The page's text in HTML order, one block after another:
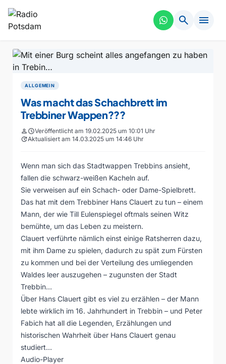
search menu
ALLGEMEIN
Was macht das Schachbrett im
Trebbiner Wappen???
personscheduleVeröffentlicht am 19.02.2025 um 10:01 Uhr
updateAktualisiert am 14.03.2025 um 14:46 Uhr
Wenn man sich das Stadtwappen Trebbins ansieht,
fallen die schwarz-weißen Kacheln auf.
Sie verweisen auf ein Schach- oder Dame-Spielbrett.
Das hat mit dem Trebbiner Hans Clauert zu tun – einem
Mann, der wie Till Eulenspiegel oftmals seinen Witz
bemühte, um das Leben zu meistern.
Clauert verführte nämlich einst einige Ratsherren dazu,
mit ihm Dame zu spielen, dadurch zu spät zum Fürsten
zu kommen und bei der Verteilung des umliegenden
Waldes leer auszugehen – zugunsten der Stadt
Trebbin…
Über Hans Clauert gibt es viel zu erzählen – der Mann
lebte wirklich im 16. Jahrhundert in Trebbin – und Peter
Fabich hat all die Legenden, Erzählungen und
historischen Wahrheit über Hans Clauert genau
studiert…
Audio-Player